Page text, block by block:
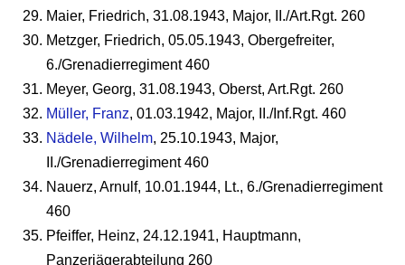
Maier, Friedrich, 31.08.1943, Major, II./Art.Rgt. 260
Metzger, Friedrich, 05.05.1943, Obergefreiter,
6./Grenadierregiment 460
Meyer, Georg, 31.08.1943, Oberst, Art.Rgt. 260
Müller, Franz, 01.03.1942, Major, II./Inf.Rgt. 460
Nädele, Wilhelm, 25.10.1943, Major,
II./Grenadierregiment 460
Nauerz, Arnulf, 10.01.1944, Lt., 6./Grenadierregiment
460
Pfeiffer, Heinz, 24.12.1941, Hauptmann,
Panzerjägerabteilung 260